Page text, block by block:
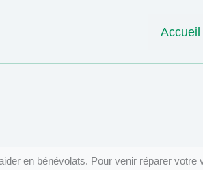
Accueil
en bénévolats. Pour venir réparer